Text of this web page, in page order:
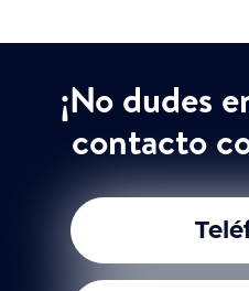
¡No dudes
contacto